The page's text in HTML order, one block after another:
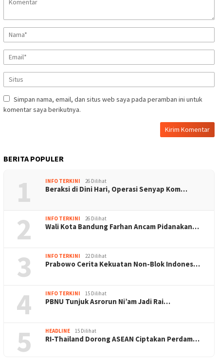
Simpan nama, email, dan situs web saya pada peramban ini untuk
komentar saya berikutnya.
BERITA POPULER
1 INFO TERKINI 26 Dilihat
Beraksi di Dini Hari, Operasi Senyap Kom…
2 INFO TERKINI 26 Dilihat
Wali Kota Bandung Farhan Ancam Pidanakan…
3 INFO TERKINI 22 Dilihat
Prabowo Cerita Kekuatan Non-Blok Indones…
4 INFO TERKINI 15 Dilihat
PBNU Tunjuk Asrorun Ni’am Jadi Rai…
5 HEADLINE 15 Dilihat
RI-Thailand Dorong ASEAN Ciptakan Perdam…